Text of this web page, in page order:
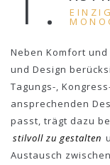
Neben Komfort
und Design
Tagungs-,
ansprechenden
passt, trägt dazu
stilvoll zu gestalten
Austausch